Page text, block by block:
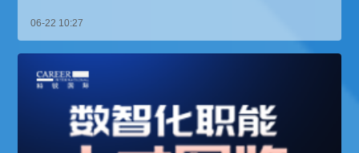
06-22 10:27